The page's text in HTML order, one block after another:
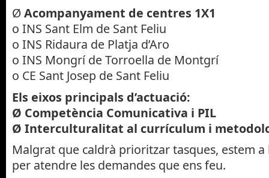
ØAcompanyament de centres 1X1
o INS Sant Elm de Sant Feliu
o INS Ridaura de Platja d’Aro
o INS Mongrí de Torroella de Montgrí
o CE Sant Josep de Sant Feliu
Els eixos principals d’actuació:
Ø Competència Comunicativa i PIL
Ø Interculturalitat al currículum i
Malgrat que caldrà prioritzar tasques, estem
per atendre les demandes que ens feu.